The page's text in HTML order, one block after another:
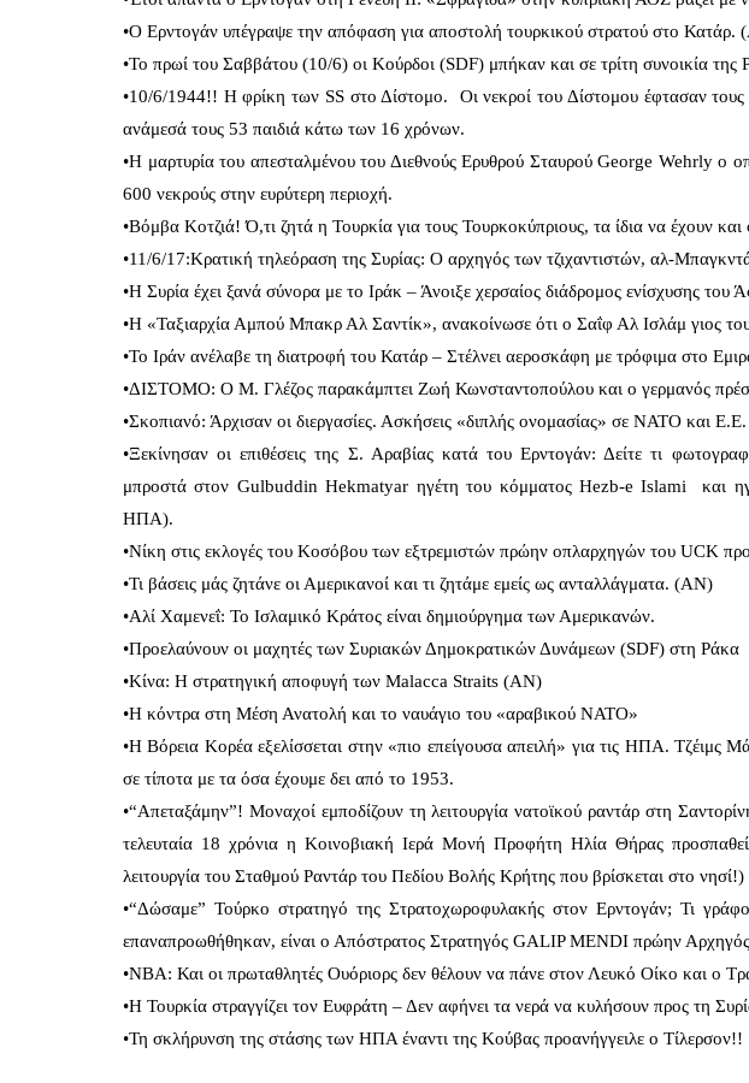
•Ο Ερντογάν υπέγραψε την απόφαση για αποστολή τουρκικού στρατού στο
•Το πρωί του Σαββάτου (10/6) οι Κούρδοι (SDF) μπήκαν και σε τρίτη συνοικία της
•10/6/1944!! Η φρίκη των SS στο Δίστομο. Οι νεκροί του Δίστομου έφτασαν
ανάμεσά τους 53 παιδιά κάτω των 16 χρόνων.
•Η μαρτυρία του απεσταλμένου του Διεθνούς Ερυθρού Σταυρού George Wehrly ο
600 νεκρούς στην ευρύτερη περιοχή.
•Βόμβα Κοτζιά! Ό,τι ζητά η Τουρκία για τους Τουρκοκύπριους, τα ίδια να έχουν
•11/6/17:Κρατική τηλεόραση της Συρίας: Ο αρχηγός των τζιχαντιστών, αλ-
•Η Συρία έχει ξανά σύνορα με το Ιράκ – Άνοιξε χερσαίος διάδρομος ενίσχυσης
•Η «Ταξιαρχία Αμπού Μπακρ Αλ Σαντίκ», ανακοίνωσε ότι ο Σαΐφ Αλ Ισλάμ γιος
•Το Ιράν ανέλαβε τη διατροφή του Κατάρ – Στέλνει αεροσκάφη με τρόφιμα στο
•ΔΙΣΤΟΜΟ: Ο Μ. Γλέζος παρακάμπτει Ζωή Κωνσταντοπούλου και ο γερμανός
•Σκοπιανό: Άρχισαν οι διεργασίες. Ασκήσεις «διπλής ονομασίας» σε ΝΑΤΟ και
•Ξεκίνησαν οι επιθέσεις της Σ. Αραβίας κατά του Ερντογάν: Δείτε τι
μπροστά στον Gulbuddin Hekmatyar ηγέτη του κόμματος Hezb-e Islami και
ΗΠΑ).
•Νίκη στις εκλογές του Κοσόβου των εξτρεμιστών πρώην οπλαρχηγών του UCK
•Τι βάσεις μάς ζητάνε οι Αμερικανοί και τι ζητάμε εμείς ως ανταλλάγματα. (ΑΝ)
•Αλί Χαμενεΐ: Το Ισλαμικό Κράτος είναι δημιούργημα των Αμερικανών.
•Προελαύνουν οι μαχητές των Συριακών Δημοκρατικών Δυνάμεων (SDF) στη Ράκα
•Κίνα: Η στρατηγική αποφυγή των Malacca Straits (ΑΝ)
•Η κόντρα στη Μέση Ανατολή και το ναυάγιο του «αραβικού ΝΑΤΟ»
•Η Βόρεια Κορέα εξελίσσεται στην «πιο επείγουσα απειλή» για τις ΗΠΑ. Τζέιμς
σε τίποτα με τα όσα έχουμε δει από το 1953.
•“Απεταξάμην”! Μοναχοί εμποδίζουν τη λειτουργία νατοϊκού ραντάρ στη
τελευταία 18 χρόνια η Κοινοβιακή Ιερά Μονή Προφήτη Ηλία Θήρας
λειτουργία του Σταθμού Ραντάρ του Πεδίου Βολής Κρήτης που βρίσκεται στο νησί!)
•“Δώσαμε” Τούρκο στρατηγό της Στρατοχωροφυλακής στον Ερντογάν; Τι
επαναπροωθήθηκαν, είναι ο Απόστρατος Στρατηγός GALIP MENDI πρώην
•NBA: Και οι πρωταθλητές Ουόριορς δεν θέλουν να πάνε στον Λευκό Οίκο και ο
•H Τουρκία στραγγίζει τον Ευφράτη – Δεν αφήνει τα νερά να κυλήσουν προς τη
•Τη σκλήρυνση της στάσης των ΗΠΑ έναντι της Κούβας προανήγγειλε ο Τίλερσον!!